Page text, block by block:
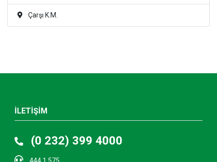
Çarşı K.M.
İLETİŞİM
(0 232) 399 4000
444 1 575